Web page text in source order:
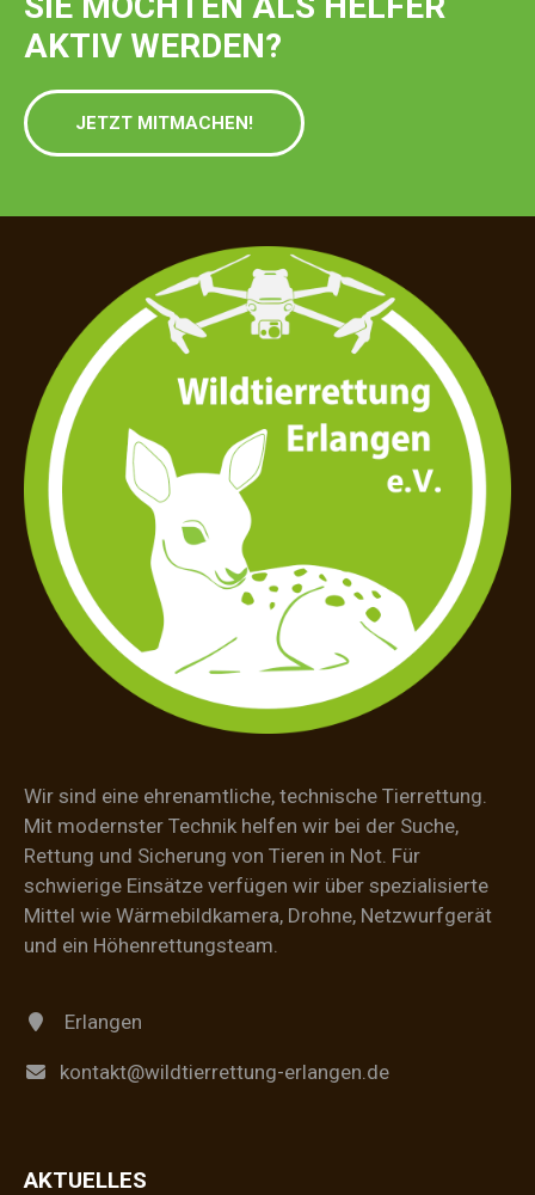
AKTIV WERDEN?
JETZT MITMACHEN!
Wir sind eine ehrenamtliche, technische Tierrettung.
Mit modernster Technik helfen wir bei der Suche,
Rettung und Sicherung von Tieren in Not. Für
schwierige Einsätze verfügen wir über spezialisierte
Mittel wie Wärmebildkamera, Drohne, Netzwurfgerät
und ein Höhenrettungsteam.
Erlangen
kontakt@wildtierrettung-erlangen.de
AKTUELLES